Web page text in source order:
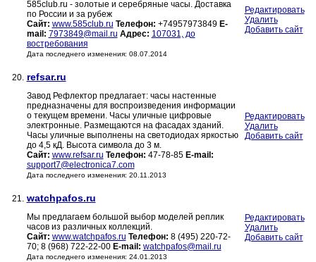
585club.ru - золотые и серебряные часы. Доставка
по России и за рубеж
Сайт: www.585club.ru Телефон: +74957973849 E-
mail: 7973849@mail.ru Адрес: 107031, до
востребования
Дата последнего изменения: 08.07.2014
Редактировать
Удалить
Добавить сайт
20. refsar.ru
Завод Рефлектор предлагает: часы настенные
предназначены для воспроизведения информации
о текущем времени. Часы уличные цифровые
электронные. Размещаются на фасадах зданий.
Часы уличные выполнены на светодиодах яркостью
до 4,5 кД. Высота символа до 3 м.
Сайт: www.refsar.ru Телефон: 47-78-85 E-mail:
support7@electronica7.com
Дата последнего изменения: 20.11.2013
Редактировать
Удалить
Добавить сайт
21. watchpafos.ru
Мы предлагаем большой выбор моделей реплик
часов из различных коллекций.
Сайт: www.watchpafos.ru Телефон: 8 (495) 220-72-
70; 8 (968) 722-22-00 E-mail: watchpafos@mail.ru
Дата последнего изменения: 24.01.2013
Редактировать
Удалить
Добавить сайт